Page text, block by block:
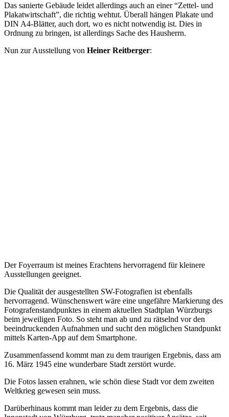
Das sanierte Gebäude leidet allerdings auch an einer “Zettel- und
Plakatwirtschaft”, die richtig wehtut. Überall hängen Plakate und
DIN A4-Blätter, auch dort, wo es nicht notwendig ist. Dies in
Ordnung zu bringen, ist allerdings Sache des Hausherrn.
Nun zur Ausstellung von Heiner Reitberger:
Der Foyerraum ist meines Erachtens hervorragend für kleinere
Ausstellungen geeignet.
Die Qualität der ausgestellten SW-Fotografien ist ebenfalls
hervorragend. Wünschenswert wäre eine ungefähre Markierung des
Fotografenstandpunktes in einem aktuellen Stadtplan Würzburgs
beim jeweiligen Foto. So steht man ab und zu rätselnd vor den
beeindruckenden Aufnahmen und sucht den möglichen Standpunkt
mittels Karten-App auf dem Smartphone.
Zusammenfassend kommt man zu dem traurigen Ergebnis, dass am
16. März 1945 eine wunderbare Stadt zerstört wurde.
Die Fotos lassen erahnen, wie schön diese Stadt vor dem zweiten
Weltkrieg gewesen sein muss.
Darüberhinaus kommt man leider zu dem Ergebnis, dass die